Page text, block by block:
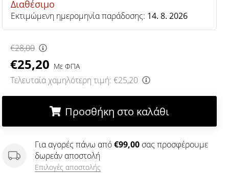
Διαθέσιμο
Εκτιμώμενη ημερομηνία παράδοσης: 14. 8. 2026
€28,00
€25,20 Με ΦΠΑ
Τελευταία χαμηλότερη τιμή: €25,20
Προσθήκη στο καλάθι
...
Για αγορές πάνω από€99,00 σας προσφέρουμε
δωρεάν αποστολή
Επιλογές αποστολής